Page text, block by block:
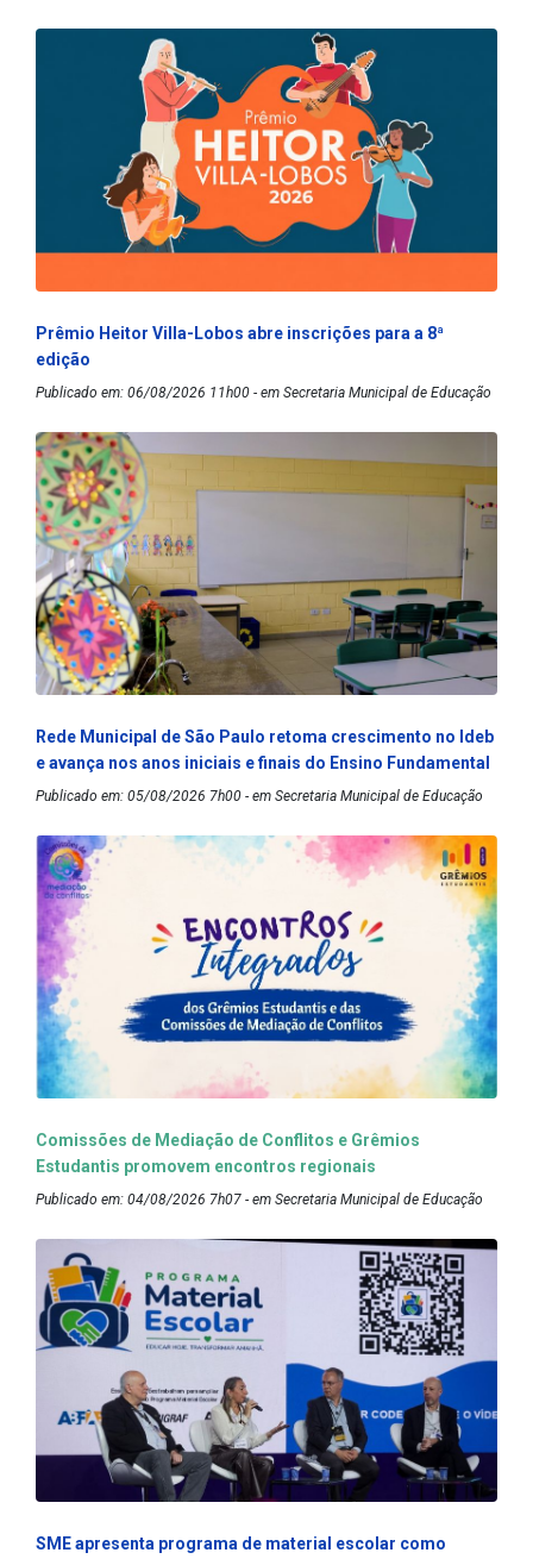
Prêmio Heitor Villa-Lobos abre inscrições para a 8ª
edição
Publicado em: 06/08/2026 11h00 - em Secretaria Municipal de Educação
Rede Municipal de São Paulo retoma crescimento no Ideb
e avança nos anos iniciais e finais do Ensino Fundamental
Publicado em: 05/08/2026 7h00 - em Secretaria Municipal de Educação
Comissões de Mediação de Conflitos e Grêmios
Estudantis promovem encontros regionais
Publicado em: 04/08/2026 7h07 - em Secretaria Municipal de Educação
SME apresenta programa de material escolar como